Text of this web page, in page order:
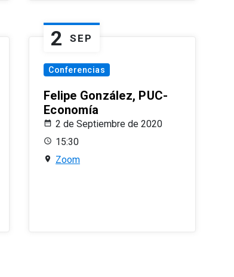
2 SEP
Conferencias
Felipe González, PUC-
Economía
2 de Septiembre de 2020
15:30
Zoom